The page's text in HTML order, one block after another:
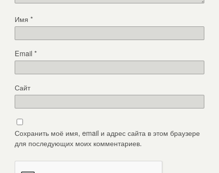
Имя *
Email*
Сайт
Сохранить моё имя, email и адрес сайта в этом браузере
для последующих моих комментариев.